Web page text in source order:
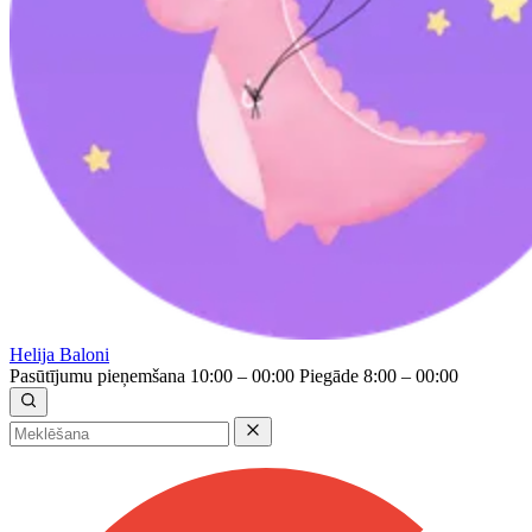
Helija Baloni
Pasūtījumu pieņemšana 10:00 – 00:00 Piegāde 8:00 – 00:00